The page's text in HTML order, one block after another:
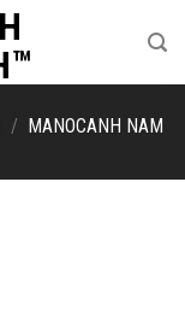
/ MANOCANH NAM